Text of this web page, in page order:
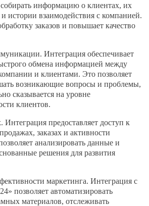
информацию о клиентах, их
истории взаимодействия с компанией.
заказов и повышает качество
Интеграция обеспечивает
обмена информацией между
и клиентами. Это позволяет
возникающие вопросы и проблемы,
сказывается на уровне
клиентов.
предоставляет доступ к
заказах и активности
анализировать данные и
решения для развития
маркетинга. Интеграция с
позволяет автоматизировать
материалов, отслеживать